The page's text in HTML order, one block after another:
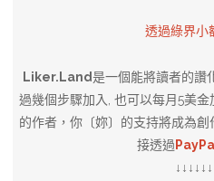
透過綠界小
Liker.Land是一個能將讀者的讚
過幾個步驟加入, 也可以每月5美金
的作者，你〔妳〕的支持將成為
接透過